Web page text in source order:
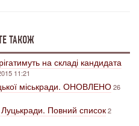
ТАКОЖ
на складі кандидата
11:21
міськради. ОНОВЛЕНО26
Повний список2